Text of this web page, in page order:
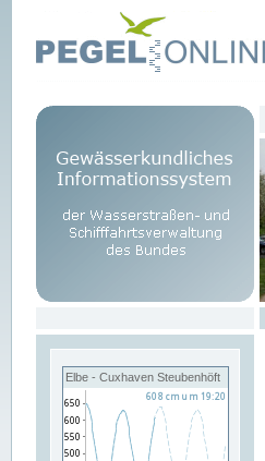
Elbe - Cuxhaven Steubenhöft